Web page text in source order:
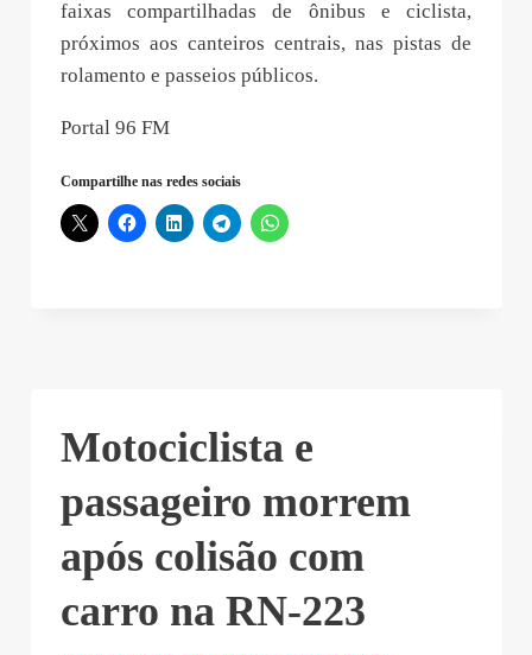
faixas compartilhadas de ônibus e ciclista,
próximos aos canteiros centrais, nas pistas de
rolamento e passeios públicos.
Portal 96 FM
Compartilhe nas redes sociais
Motociclista e
passageiro morrem
após colisão com
carro na RN-223